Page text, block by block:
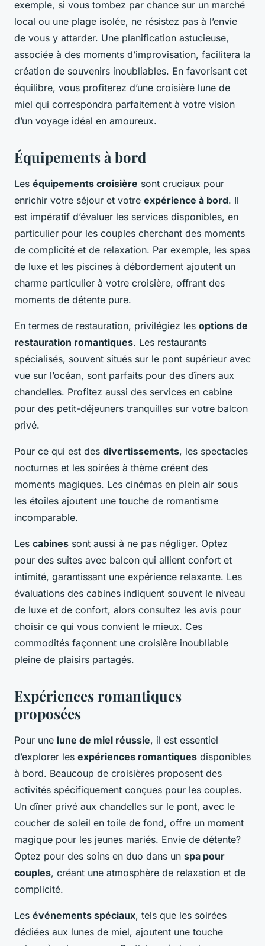
exemple, si vous tombez par chance sur un marché
local ou une plage isolée, ne résistez pas à l’envie
de vous y attarder. Une planification astucieuse,
associée à des moments d’improvisation, facilitera la
création de souvenirs inoubliables. En favorisant cet
équilibre, vous profiterez d’une croisière lune de
miel qui correspondra parfaitement à votre vision
d’un voyage idéal en amoureux.
Équipements à bord
Les équipements croisière sont cruciaux pour
enrichir votre séjour et votre expérience à bord. Il
est impératif d’évaluer les services disponibles, en
particulier pour les couples cherchant des moments
de complicité et de relaxation. Par exemple, les spas
de luxe et les piscines à débordement ajoutent un
charme particulier à votre croisière, offrant des
moments de détente pure.
En termes de restauration, privilégiez les options de
restauration romantiques. Les restaurants
spécialisés, souvent situés sur le pont supérieur avec
vue sur l’océan, sont parfaits pour des dîners aux
chandelles. Profitez aussi des services en cabine
pour des petit-déjeuners tranquilles sur votre balcon
privé.
Pour ce qui est des divertissements, les spectacles
nocturnes et les soirées à thème créent des
moments magiques. Les cinémas en plein air sous
les étoiles ajoutent une touche de romantisme
incomparable.
Les cabines sont aussi à ne pas négliger. Optez
pour des suites avec balcon qui allient confort et
intimité, garantissant une expérience relaxante. Les
évaluations des cabines indiquent souvent le niveau
de luxe et de confort, alors consultez les avis pour
choisir ce qui vous convient le mieux. Ces
commodités façonnent une croisière inoubliable
pleine de plaisirs partagés.
Expériences romantiques
proposées
Pour une lune de miel réussie, il est essentiel
d’explorer les expériences romantiques disponibles
à bord. Beaucoup de croisières proposent des
activités spécifiquement conçues pour les couples.
Un dîner privé aux chandelles sur le pont, avec le
coucher de soleil en toile de fond, offre un moment
magique pour les jeunes mariés. Envie de détente?
Optez pour des soins en duo dans un spa pour
couples, créant une atmosphère de relaxation et de
complicité.
Les événements spéciaux, tels que les soirées
dédiées aux lunes de miel, ajoutent une touche